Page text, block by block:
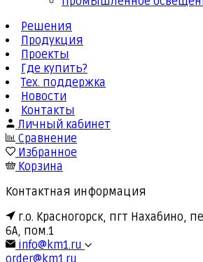
Решения
Продукция
Проекты
Где купить?
Тех. поддержка
Новости
Контакты
Личный кабинет
Сравнение
Избранное
Корзина
Контактная информация
г.о. Красногорск, пгт Нахабино,
6А, пом.1
info@km1.ru
order@km1.ru